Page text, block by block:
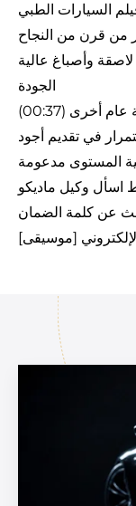
السيارات الطبي
من قرن من النجاح
وأصباغ عالية
الجودة
(00:37) لماذا لأن ماديكو تريد أن تكون موجودة لمائة عام أخرى
في تقديم أجود
المستوى مدعومة
اسأل وكيل ماديكو
عن كلمة الضمان
[موسيقى]